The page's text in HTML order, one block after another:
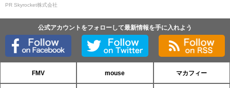
PR Skyrocket株式会社
公式アカウントをフォローして最新情報を手に入れよう
FMV mouse マカフィー